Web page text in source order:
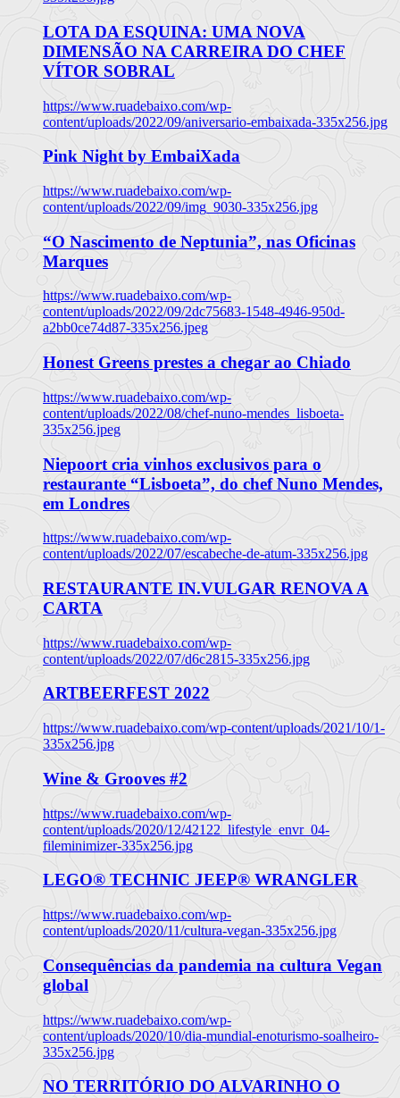
LOTA DA ESQUINA: UMA NOVA
DIMENSÃO NA CARREIRA DO CHEF
VÍTOR SOBRAL
https://www.ruadebaixo.com/wp-
content/uploads/2022/09/aniversario-embaixada-335x256.jpg
Pink Night by EmbaiXada
https://www.ruadebaixo.com/wp-
content/uploads/2022/09/img_9030-335x256.jpg
“O Nascimento de Neptunia”, nas Oficinas
Marques
https://www.ruadebaixo.com/wp-
content/uploads/2022/09/2dc75683-1548-4946-950d-
a2bb0ce74d87-335x256.jpeg
Honest Greens prestes a chegar ao Chiado
https://www.ruadebaixo.com/wp-
content/uploads/2022/08/chef-nuno-mendes_lisboeta-
335x256.jpeg
Niepoort cria vinhos exclusivos para o
restaurante “Lisboeta”, do chef Nuno Mendes,
em Londres
https://www.ruadebaixo.com/wp-
content/uploads/2022/07/escabeche-de-atum-335x256.jpg
RESTAURANTE IN.VULGAR RENOVA A
CARTA
https://www.ruadebaixo.com/wp-
content/uploads/2022/07/d6c2815-335x256.jpg
ARTBEERFEST 2022
https://www.ruadebaixo.com/wp-content/uploads/2021/10/1-
335x256.jpg
Wine & Grooves #2
https://www.ruadebaixo.com/wp-
content/uploads/2020/12/42122_lifestyle_envr_04-
fileminimizer-335x256.jpg
LEGO® TECHNIC JEEP® WRANGLER
https://www.ruadebaixo.com/wp-
content/uploads/2020/11/cultura-vegan-335x256.jpg
Consequências da pandemia na cultura Vegan
global
https://www.ruadebaixo.com/wp-
content/uploads/2020/10/dia-mundial-enoturismo-soalheiro-
335x256.jpg
NO TERRITÓRIO DO ALVARINHO O